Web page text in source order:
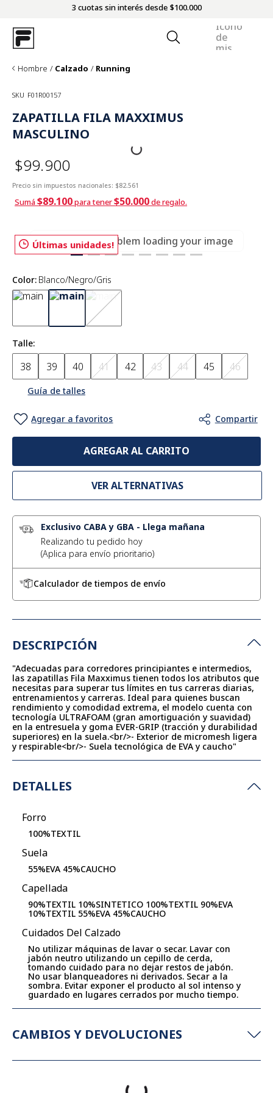
3 cuotas sin interés desde $100.000
Hombre Calzado Running
SKU F01R00157
ZAPATILLA FILA MAXXIMUS
MASCULINO
$99.900
Precio sin impuestos nacionales: $82.561
Sumá$89.100para tener$50.000de regalo.
Últimas unidades!
There was a problem loading your image
Color: Blanco/Negro/Gris
Talle
38 39 40 41 42 43 44 45 46
Guía de talles
AGREGAR AL CARRITO
VER ALTERNATIVAS
Exclusivo CABA y GBA - Llega mañana
Realizando tu pedido hoy
Calculador de tiempos de envío
DESCRIPCIÓN
"Adecuadas para corredores principiantes e intermedios,
las zapatillas Fila Maxximus tienen todos los atributos que
necesitas para superar tus límites en tus carreras diarias,
entrenamientos y carreras. Ideal para quienes buscan
rendimiento y comodidad extrema, el modelo cuenta con
tecnología ULTRAFOAM (gran amortiguación y suavidad)
en la entresuela y goma EVER-GRIP (tracción y durabilidad
superiores) en la suela.<br/>- Exterior de micromesh ligera
y respirable<br/>- Suela tecnológica de EVA y caucho"
DETALLES
Forro
100%TEXTIL
Suela
55%EVA 45%CAUCHO
Capellada
90%TEXTIL 10%SINTETICO 100%TEXTIL 90%EVA
10%TEXTIL 55%EVA 45%CAUCHO
Cuidados Del Calzado
No utilizar máquinas de lavar o secar. Lavar con
jabón neutro utilizando un cepillo de cerda,
tomando cuidado para no dejar restos de jabón.
No usar blanqueadores ni derivados. Secar a la
sombra. Evitar exponer el producto al sol intenso y
guardado en lugares cerrados por mucho tiempo.
CAMBIOS Y DEVOLUCIONES